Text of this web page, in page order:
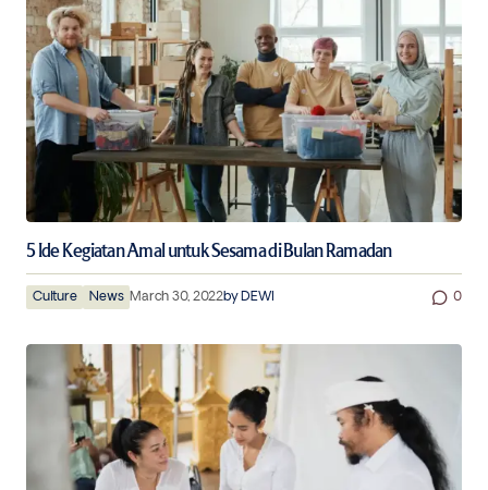
5 Ide Kegiatan Amal untuk Sesama di Bulan Ramadan
Culture News March 30, 2022byDEWI 0